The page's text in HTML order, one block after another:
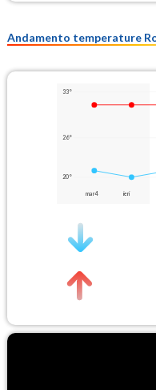
Andamento temperature
33°
26°
20°
mar 4 ieri